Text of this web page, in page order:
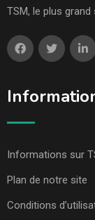
TSM, le plus
Informations sur
Plan de notre site
Conditions